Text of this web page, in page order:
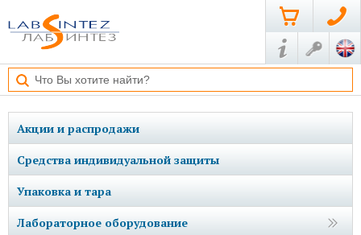
Акции и распродажи
Средства индивидуальной защиты
Упаковка и тара
Лабораторное оборудование